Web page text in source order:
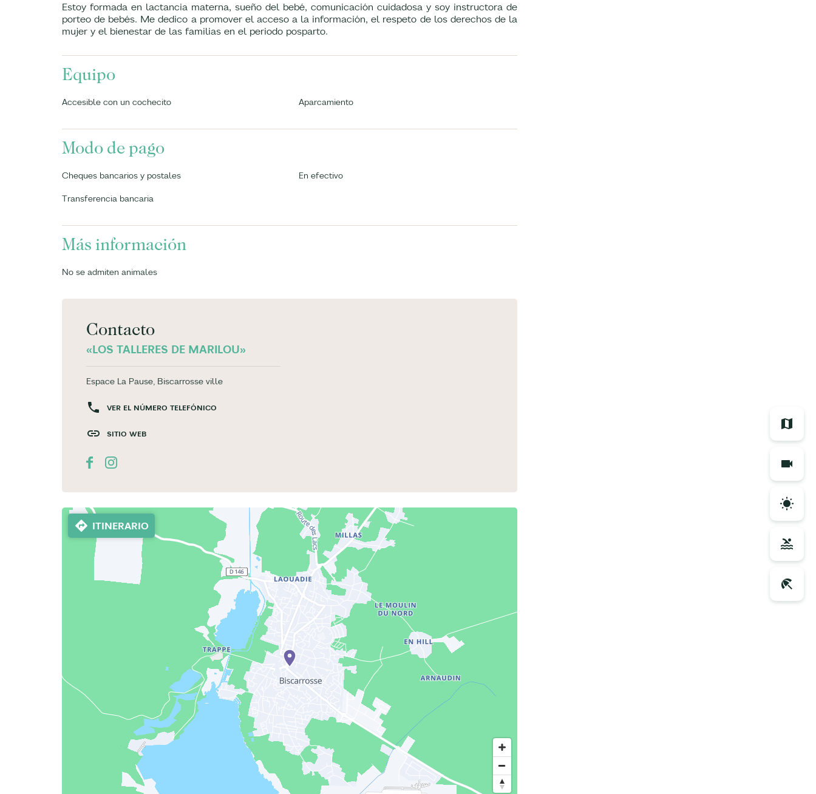
Estoy formada en lactancia materna, sueño del bebé, comunicación cuidadosa y soy instructora de
porteo de bebés. Me dedico a promover el acceso a la información, el respeto de los derechos de la
mujer y el bienestar de las familias en el periodo posparto.
Equipo
Accesible con un cochecito Aparcamiento
Modo de pago
Cheques bancarios y postales En efectivo
Transferencia bancaria
Más información
No se admiten animales
Contacto
«LOS TALLERES DE MARILOU»
Espace La Pause, Biscarrosse ville
VER EL NÚMERO TELEFÓNICO
SITIO WEB
ITINERARIO